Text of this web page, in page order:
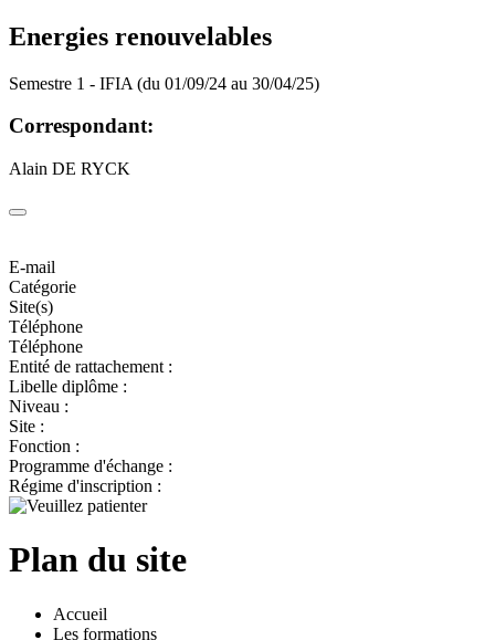
Energies renouvelables
Semestre 1 - IFIA (du 01/09/24 au 30/04/25)
Correspondant:
Alain DE RYCK
E-mail
Catégorie
Site(s)
Téléphone
Téléphone
Entité de rattachement :
Libelle diplôme :
Niveau :
Site :
Fonction :
Programme d'échange :
Régime d'inscription :
Plan du site
Accueil
Les formations